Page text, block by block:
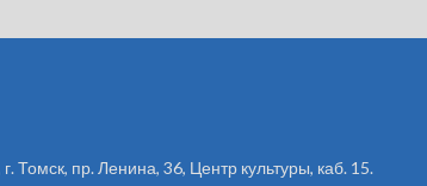
Томск, пр. Ленина, 36, Центр культуры, каб. 15.